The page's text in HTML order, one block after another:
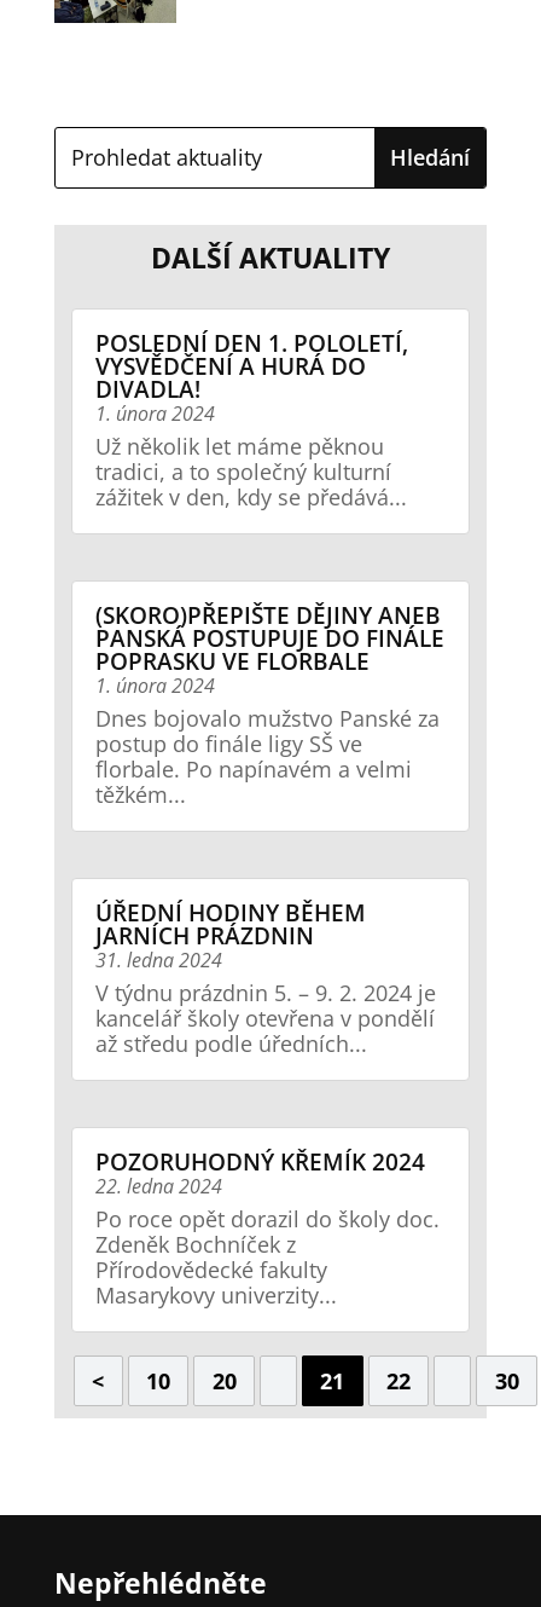
DALŠÍ AKTUALITY
POSLEDNÍ DEN 1. POLOLETÍ,
VYSVĚDČENÍ A HURÁ DO
DIVADLA!
1. února 2024
Už několik let máme pěknou
tradici, a to společný kulturní
zážitek v den, kdy se předává...
(SKORO)PŘEPIŠTE DĚJINY ANEB
PANSKÁ POSTUPUJE DO FINÁLE
POPRASKU VE FLORBALE
1. února 2024
Dnes bojovalo mužstvo Panské za
postup do finále ligy SŠ ve
florbale. Po napínavém a velmi
těžkém...
ÚŘEDNÍ HODINY BĚHEM
JARNÍCH PRÁZDNIN
31. ledna 2024
V týdnu prázdnin 5. – 9. 2. 2024 je
kancelář školy otevřena v pondělí
až středu podle úředních...
POZORUHODNÝ KŘEMÍK 2024
22. ledna 2024
Po roce opět dorazil do školy doc.
Zdeněk Bochníček z
Přírodovědecké fakulty
Masarykovy univerzity...
< 10 20 21 22 30
Nepřehlédněte